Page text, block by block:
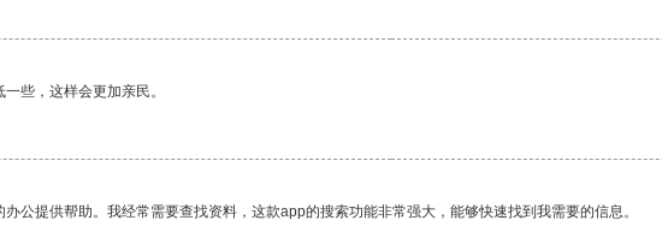
些，这样会更加亲民。
公提供帮助。我经常需要查找资料，这款app的搜索功能非常强大，能够快速找到我需要的信息。